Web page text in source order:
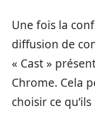
Une fois la
diffusion de
« Cast »
Chrome. Cela
choisir ce